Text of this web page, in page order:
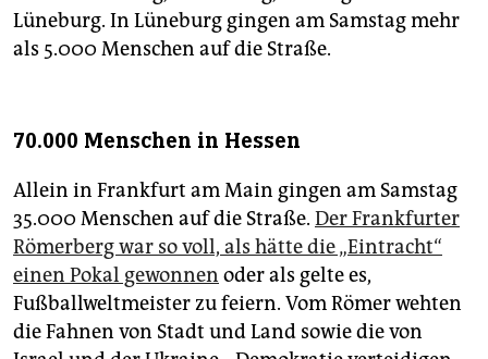
Lüneburg. In Lüneburg gingen am Samstag mehr
als 5.000 Menschen auf die Straße.
70.000 Menschen in Hessen
Allein in Frankfurt am Main gingen am Samstag
35.000 Menschen auf die Straße. Der Frankfurter
Römerberg war so voll, als hätte die „Eintracht“
einen Pokal gewonnen oder als gelte es,
Fußballweltmeister zu feiern. Vom Römer wehten
die Fahnen von Stadt und Land sowie die von